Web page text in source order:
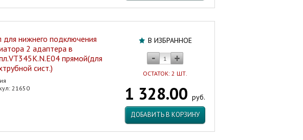
В ИЗБРАННОЕ
ОСТАТОК: 2 ШТ.
1 328.00 руб.
ДОБАВИТЬ В КОРЗИНУ
для нижнего подключения
2 адаптера в
прямой(для
сист.)
21650